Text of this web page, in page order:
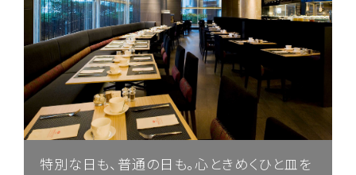
特別な日も、普通の日も。心ときめくひと皿を